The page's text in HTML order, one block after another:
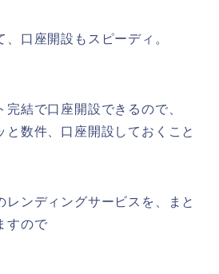
口座開設もスピーディ。
結で口座開設できるので、
と数件、口座開設しておくこと
レンディングサービスを、まと
すので